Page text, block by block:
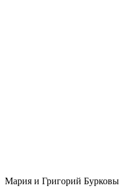
Мария и Григорий Бурковы